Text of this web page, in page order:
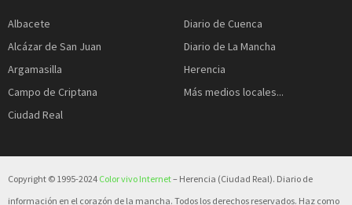
Albacete
Alcázar de San Juan
Argamasilla
Campo de Criptana
Ciudad Real
Diario de Cuenca
Diario de La Mancha
Herencia
Más medios locales...
Copyright © 1995-2024 Color vivo Internet– Herencia (Ciudad Real). Diario de
información en el corazón de la mancha. Todos los derechos reservados. Haz como